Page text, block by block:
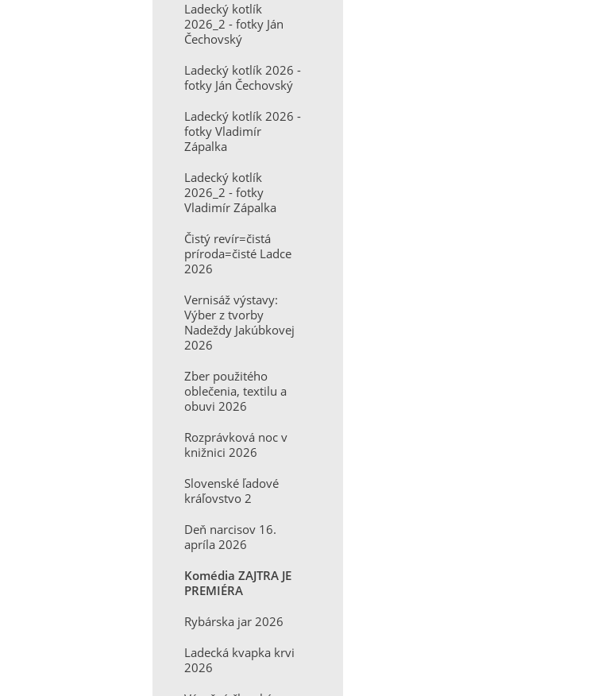
Ladecký kotlík
2026_2 - fotky Ján
Čechovský
Ladecký kotlík 2026 -
fotky Ján Čechovský
Ladecký kotlík 2026 -
fotky Vladimír
Zápalka
Ladecký kotlík
2026_2 - fotky
Vladimír Zápalka
Čistý revír=čistá
príroda=čisté Ladce
2026
Vernisáž výstavy:
Výber z tvorby
Nadeždy Jakúbkovej
2026
Zber použitého
oblečenia, textilu a
obuvi 2026
Rozprávková noc v
knižnici 2026
Slovenské ľadové
kráľovstvo 2
Deň narcisov 16.
apríla 2026
Komédia ZAJTRA JE
PREMIÉRA
Rybárska jar 2026
Ladecká kvapka krvi
2026